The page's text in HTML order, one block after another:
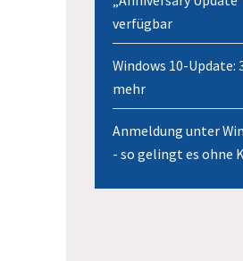
verfügbar
Windows 10-Update:
mehr
Anmeldung unter
- so gelingt es ohne